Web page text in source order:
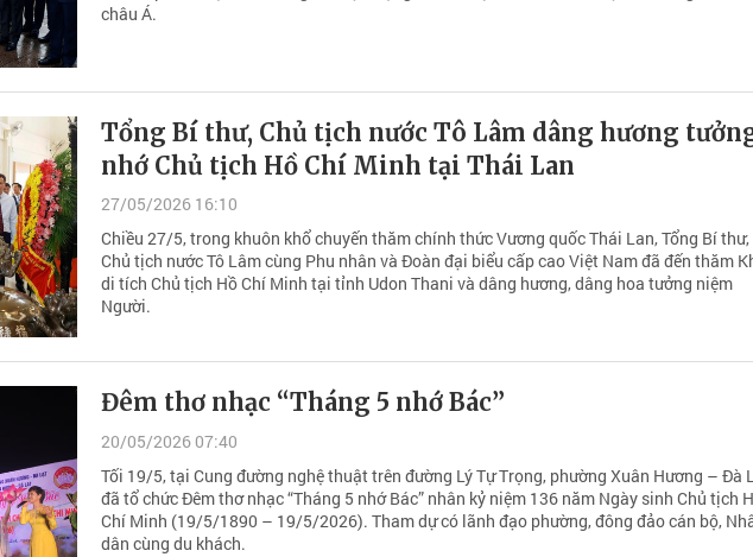
châu Á.
Tổng Bí thư, Chủ tịch nước Tô Lâm dâng hương
nhớ Chủ tịch Hồ Chí Minh tại Thái Lan
27/05/2026 16:10
Chiều 27/5, trong khuôn khổ chuyến thăm chính thức Vương quốc Thái Lan, Tổng Bí thư,
Chủ tịch nước Tô Lâm cùng Phu nhân và Đoàn đại biểu cấp cao Việt Nam đã đến thăm
di tích Chủ tịch Hồ Chí Minh tại tỉnh Udon Thani và dâng hương, dâng hoa tưởng niệm
Người.
Đêm thơ nhạc “Tháng 5 nhớ Bác”
20/05/2026 07:40
Tối 19/5, tại Cung đường nghệ thuật trên đường Lý Tự Trọng, phường Xuân Hương – Đà
đã tổ chức Đêm thơ nhạc “Tháng 5 nhớ Bác” nhân kỷ niệm 136 năm Ngày sinh Chủ tịch
Chí Minh (19/5/1890 – 19/5/2026). Tham dự có lãnh đạo phường, đông đảo cán bộ,
dân cùng du khách.